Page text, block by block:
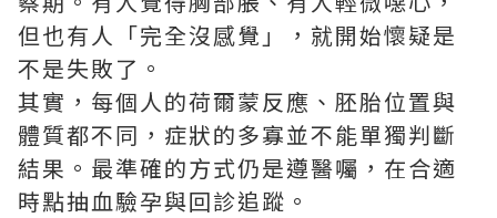
但也有人「完全沒感覺」，就開始懷疑是
不是失敗了。
其實，每個人的荷爾蒙反應、胚胎位置與
體質都不同，症狀的多寡並不能單獨判斷
結果。最準確的方式仍是遵醫囑，在合適
時點抽血驗孕與回診追蹤。